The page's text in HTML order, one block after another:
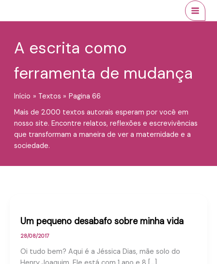
A escrita como
ferramenta de mudança
Início Textos
Pagina 66
Mais de 2.000 textos autorais esperam por você em
nosso site. Encontre relatos, reflexões e escrevivências
que transformam a maneira de ver a maternidade e a
sociedade.
Um pequeno desabafo sobre minha vida
28/08/2017
Oi tudo bem? Aqui é a Jéssica Dias, mãe solo do